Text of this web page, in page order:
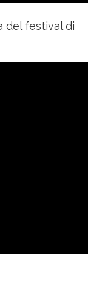
del festival di